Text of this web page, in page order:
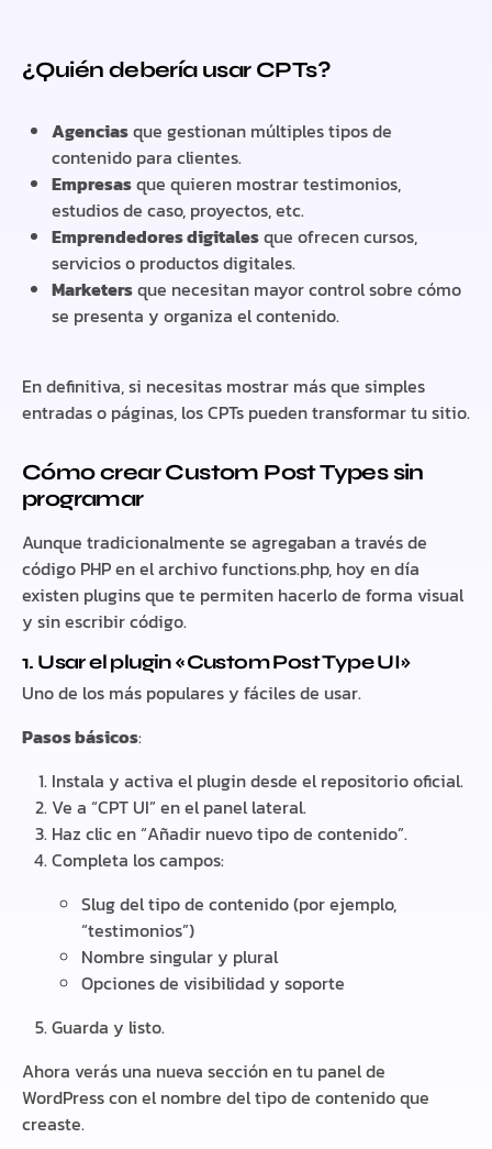
¿Quién debería usar CPTs?
Agenciasque gestionan múltiples tipos de
contenido para clientes.
Empresasque quieren mostrar testimonios,
estudios de caso, proyectos, etc.
Emprendedores digitalesque ofrecen cursos,
servicios o productos digitales.
Marketersque necesitan mayor control sobre cómo
se presenta y organiza el contenido.
En definitiva, si necesitas mostrar más que simples
entradas o páginas, los CPTs pueden transformar tu sitio.
Cómo crear Custom Post Types sin
programar
Aunque tradicionalmente se agregaban a través de
código PHP en el archivofunctions.php, hoy en día
existen plugins que te permiten hacerlo de forma visual
y sin escribir código.
1. Usar el plugin «Custom Post Type UI»
Uno de los más populares y fáciles de usar.
Pasos básicos:
Instala y activa el plugin desde el repositorio oficial.
Ve a “CPT UI” en el panel lateral.
Haz clic en “Añadir nuevo tipo de contenido”.
Completa los campos:
Slug del tipo de contenido (por ejemplo,
“testimonios”)
Nombre singular y plural
Opciones de visibilidad y soporte
Guarda y listo.
Ahora verás una nueva sección en tu panel de
WordPress con el nombre del tipo de contenido que
creaste.